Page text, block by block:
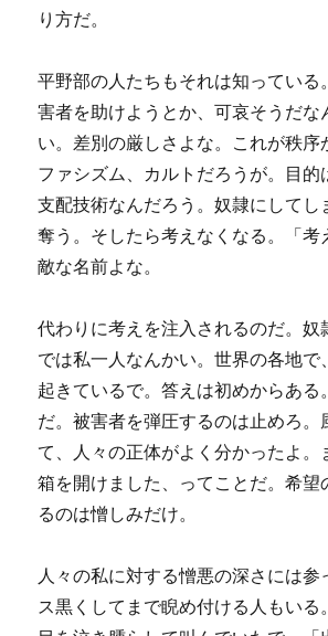
り方だ。
平野部の人たちもそれは知っている
害者を助けようとか、可哀そうだな
い。差別の厳しさよな。これが秩序
ファシズム、カルトだろうが。目的
支配技術なんだろう。奴隷にしてし
奪う。そしたら考えなくなる。「考
敵な名前よな。
代わりに考えを注入されるのだ。奴
では私一人なんかい。世界の各地で
起きているで。答えは初めからある
だ。被害者を弾圧するのは止めろ。
て、人々の正体がよく分かったよ。
箱を開けました、ってことだ。希望
るのは憎しみだけ。
人々の私に対する憎悪の深さには参
ス黒くしてまで睨め付ける人もいる